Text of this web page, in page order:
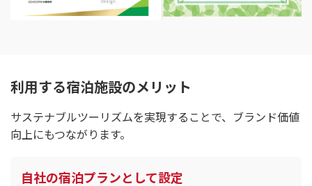
利用する宿泊施設のメリット
サステナブルツーリズムを実現することで、ブランド価値
向上にもつながります。
自社の宿泊プランとして設定